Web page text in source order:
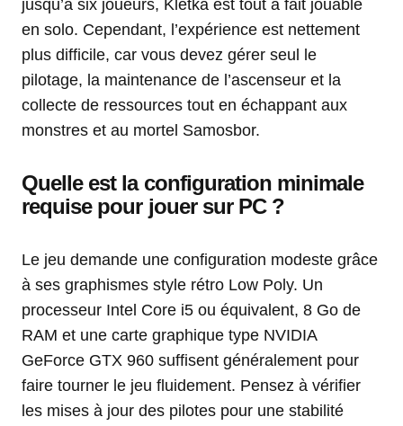
jusqu’à six joueurs, Kletka est tout à fait jouable
en solo. Cependant, l’expérience est nettement
plus difficile, car vous devez gérer seul le
pilotage, la maintenance de l’ascenseur et la
collecte de ressources tout en échappant aux
monstres et au mortel Samosbor.
Quelle est la configuration minimale
requise pour jouer sur PC ?
Le jeu demande une configuration modeste grâce
à ses graphismes style rétro Low Poly. Un
processeur Intel Core i5 ou équivalent, 8 Go de
RAM et une carte graphique type NVIDIA
GeForce GTX 960 suffisent généralement pour
faire tourner le jeu fluidement. Pensez à vérifier
les mises à jour des pilotes pour une stabilité